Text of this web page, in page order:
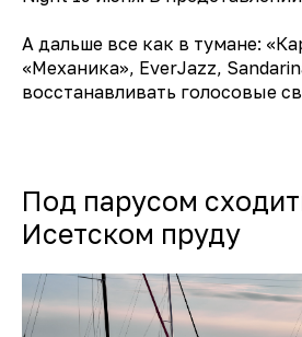
А дальше все как в тумане:
«Механика», EverJazz,
восстанавливать голосовые
Под парусом
Исетском пруду